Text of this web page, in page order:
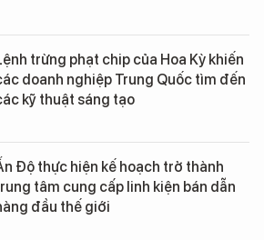
trừng phạt chip của Hoa Kỳ khiến
doanh nghiệp Trung Quốc tìm đến
kỹ thuật sáng tạo
Độ thực hiện kế hoạch trở thành
tâm cung cấp linh kiện bán dẫn
đầu thế giới